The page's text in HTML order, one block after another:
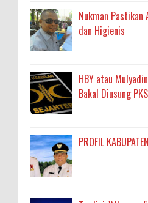
Nukman
dan Higienis
HBY atau
Bakal Diusung PKS
PROFIL